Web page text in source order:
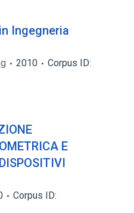
Ingegneria
2010
Corpus ID:
E
Corpus ID: